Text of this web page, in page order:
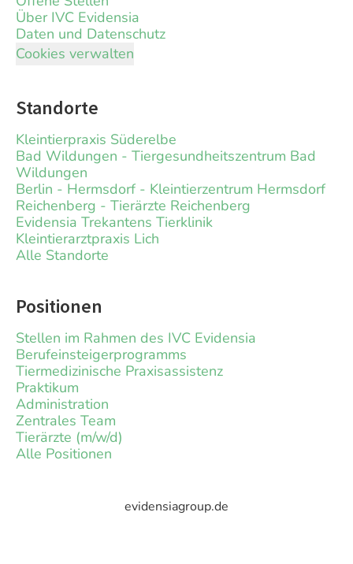
Über IVC Evidensia
Daten und Datenschutz
Cookies verwalten
Standorte
Kleintierpraxis Süderelbe
Bad Wildungen - Tiergesundheitszentrum Bad
Wildungen
Berlin - Hermsdorf - Kleintierzentrum Hermsdorf
Reichenberg - Tierärzte Reichenberg
Evidensia Trekantens Tierklinik
Kleintierarztpraxis Lich
Alle Standorte
Positionen
Stellen im Rahmen des IVC Evidensia
Berufeinsteigerprogramms
Tiermedizinische Praxisassistenz
Praktikum
Administration
Zentrales Team
Tierärzte (m/w/d)
Alle Positionen
evidensiagroup.de